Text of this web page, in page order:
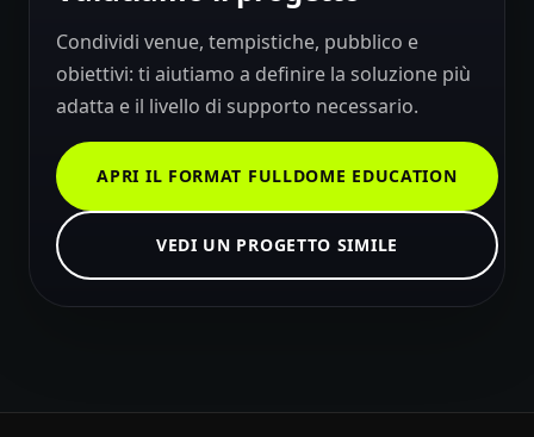
Condividi venue, tempistiche, pubblico e
obiettivi: ti aiutiamo a definire la soluzione più
adatta e il livello di supporto necessario.
APRI IL FORMAT FULLDOME EDUCATION
VEDI UN PROGETTO SIMILE